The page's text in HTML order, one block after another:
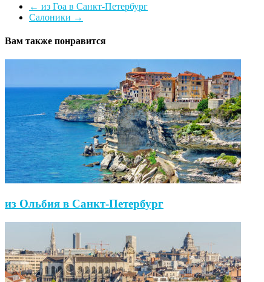
← из Гоа в Санкт-Петербург
Салоники →
Вам также понравится
из Ольбия в Санкт-Петербург